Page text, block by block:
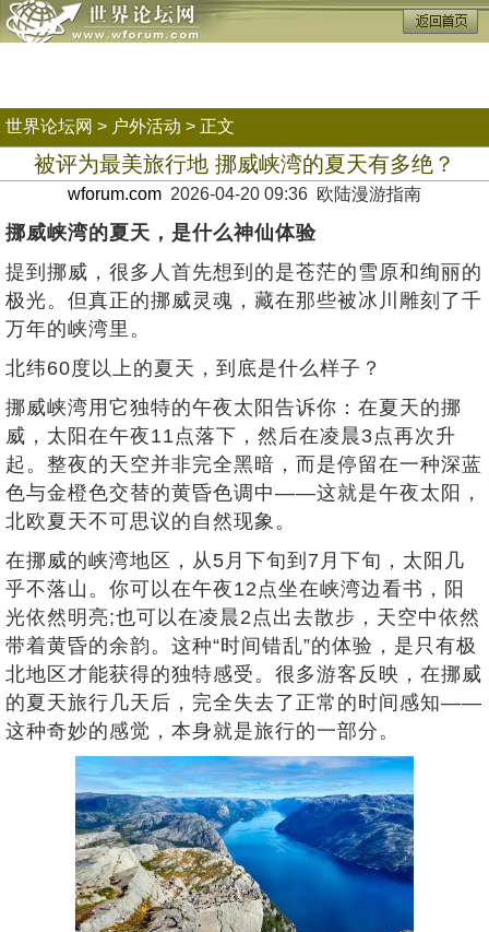
世界论坛网 > 户外活动 > 正文
被评为最美旅行地 挪威峡湾的夏天有多绝？
wforum.com 2026-04-20 09:36 欧陆漫游指南
挪威峡湾的夏天，是什么神仙体验
提到挪威，很多人首先想到的是苍茫的雪原和绚丽的
极光。但真正的挪威灵魂，藏在那些被冰川雕刻了千
万年的峡湾里。
北纬60度以上的夏天，到底是什么样子？
挪威峡湾用它独特的午夜太阳告诉你：在夏天的挪
威，太阳在午夜11点落下，然后在凌晨3点再次升
起。整夜的天空并非完全黑暗，而是停留在一种深蓝
色与金橙色交替的黄昏色调中——这就是午夜太阳，
北欧夏天不可思议的自然现象。
在挪威的峡湾地区，从5月下旬到7月下旬，太阳几
乎不落山。你可以在午夜12点坐在峡湾边看书，阳
光依然明亮;也可以在凌晨2点出去散步，天空中依然
带着黄昏的余韵。这种“时间错乱”的体验，是只有极
北地区才能获得的独特感受。很多游客反映，在挪威
的夏天旅行几天后，完全失去了正常的时间感知——
这种奇妙的感觉，本身就是旅行的一部分。